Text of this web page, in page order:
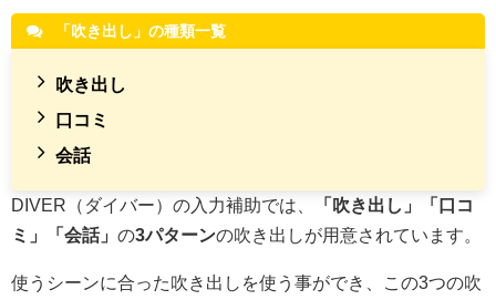
「吹き出し」の種類一覧
吹き出し
口コミ
会話
DIVER（ダイバー）の入力補助では、
「吹き出し」「口コ
ミ」「会話」 の3パターンの吹き出しが用意されています。
使うシーンに合った吹き出しを使う事ができ、この3つの吹